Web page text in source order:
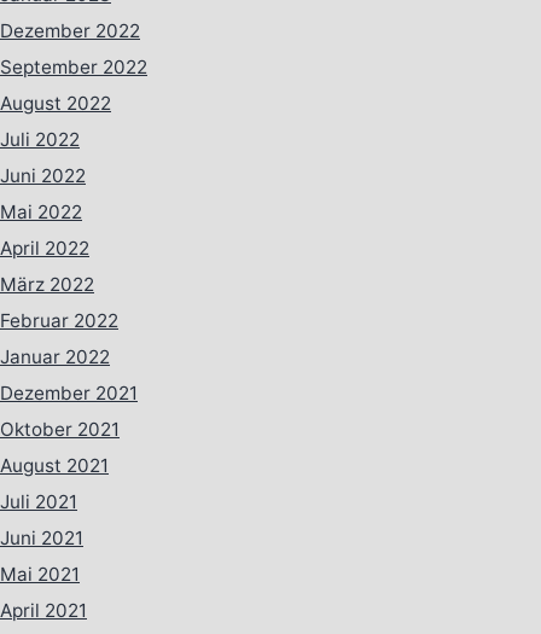
Dezember 2022
September 2022
August 2022
Juli 2022
Juni 2022
Mai 2022
April 2022
März 2022
Februar 2022
Januar 2022
Dezember 2021
Oktober 2021
August 2021
Juli 2021
Juni 2021
Mai 2021
April 2021